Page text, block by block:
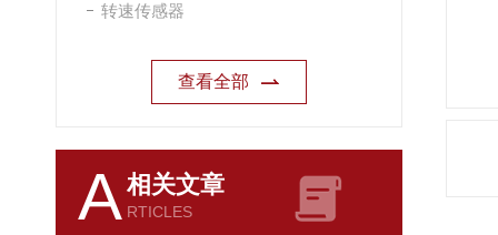
转速传感器
查看全部
A相关文章
RTICLES